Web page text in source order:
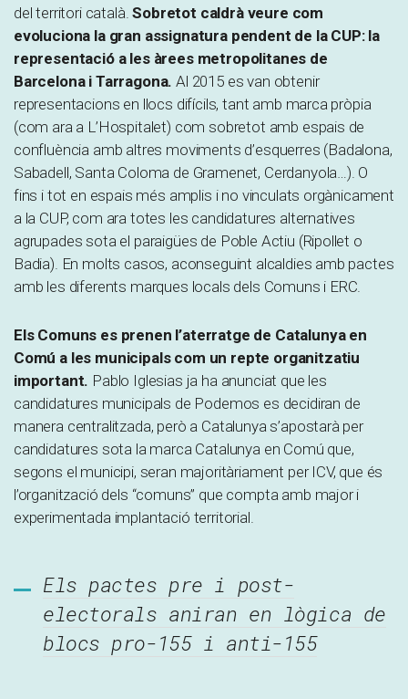
del territori català.Sobretot caldrà veure com
evoluciona la gran assignatura pendent de la CUP: la
representació a les àrees metropolitanes de
Barcelona i Tarragona. Al 2015 es van obtenir
representacions en llocs difícils, tant amb marca pròpia
(com ara a L’Hospitalet) com sobretot amb espais de
confluència amb altres moviments d’esquerres (Badalona,
Sabadell, Santa Coloma de Gramenet, Cerdanyola…). O
fins i tot en espais més amplis i no vinculats orgànicament
a la CUP, com ara totes les candidatures alternatives
agrupades sota el paraigües de Poble Actiu (Ripollet o
Badia). En molts casos, aconseguint alcaldies amb pactes
amb les diferents marques locals dels Comuns i ERC.
Els Comuns es prenen l’aterratge de Catalunya en
Comú a les municipals com un repte organitzatiu
important. Pablo Iglesias ja ha anunciat que les
candidatures municipals de Podemos es decidiran de
manera centralitzada, però a Catalunya s’apostarà per
candidatures sota la marca Catalunya en Comú que,
segons el municipi, seran majoritàriament per ICV, que és
l’organització dels “comuns” que compta amb major i
experimentada implantació territorial.
Els pactes pre i post-
electorals aniran en lògica de
blocs pro-155 i anti-155